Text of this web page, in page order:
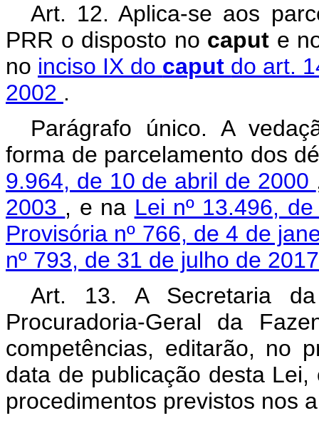
Art. 12. Aplica-se aos
PRR o disposto no caput e
no inciso IX do caput do art.
2002 .
Parágrafo único. A
forma de parcelamento dos
9.964, de 10 de abril de 2000
2003 , e na Lei nº 13.496,
Provisória nº 766, de 4 de
nº 793, de 31 de julho de
Art. 13. A Secretaria
Procuradoria-Geral da
competências, editarão, no
data de publicação desta
procedimentos previstos nos